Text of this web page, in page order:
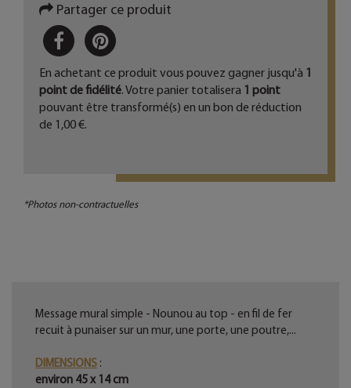
Partager ce produit
PARTAGERPINTEREST
En achetant ce produit vous pouvez gagner jusqu'à 1
point de fidélité. Votre panier totalisera 1 point
pouvant être transformé(s) en un bon de réduction
de 1,00 €.
*Photos non-contractuelles
Message mural simple - Nounou au top - en fil de fer
recuit à punaiser sur un mur, une porte, une poutre,...
DIMENSIONS :
environ 45 x 14 cm